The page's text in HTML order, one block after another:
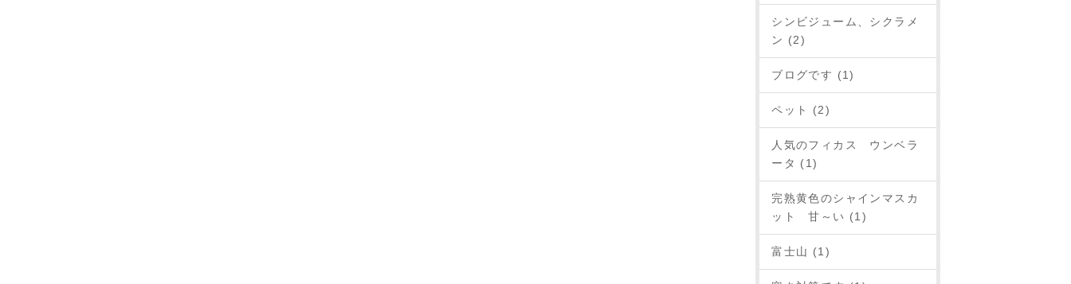
シンビジューム、シクラメ
ン (2)
ブログです (1)
ペット (2)
人気のフィカス ウンベラ
ータ (1)
完熟黄色のシャインマスカ
ット 甘～い (1)
富士山 (1)